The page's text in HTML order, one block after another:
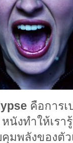
คือการ
หนังทำให้เรา
มพลังของตัว